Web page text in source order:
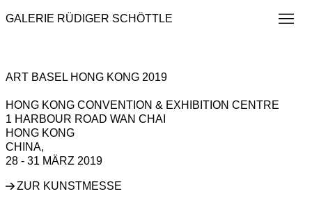
GALERIE RÜDIGER SCHÖTTLE
ART BASEL HONG KONG 2019
HONG KONG CONVENTION & EXHIBITION CENTRE
1 HARBOUR ROAD WAN CHAI
HONG KONG
CHINA,
28 - 31 MÄRZ 2019